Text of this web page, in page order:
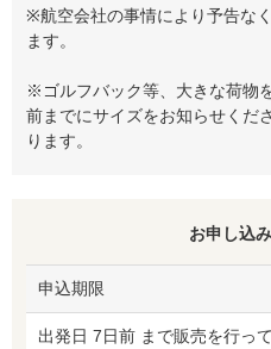
※航空会社の事情により予告な
ます。
※ゴルフバック等、大きな荷物
前までにサイズをお知らせくだ
ります。
お申し込
申込期限
出発日 7日前 まで販売を行っ